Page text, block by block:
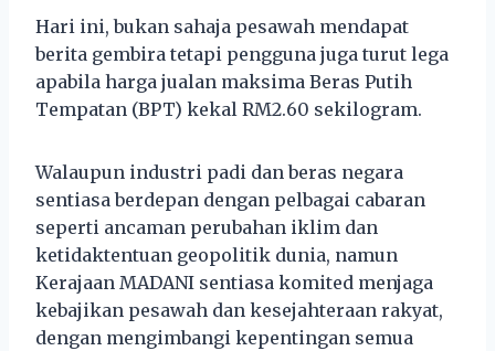
Hari ini, bukan sahaja pesawah mendapat
berita gembira tetapi pengguna juga turut lega
apabila harga jualan maksima Beras Putih
Tempatan (BPT) kekal RM2.60 sekilogram.
Walaupun industri padi dan beras negara
sentiasa berdepan dengan pelbagai cabaran
seperti ancaman perubahan iklim dan
ketidaktentuan geopolitik dunia, namun
Kerajaan MADANI sentiasa komited menjaga
kebajikan pesawah dan kesejahteraan rakyat,
dengan mengimbangi kepentingan semua